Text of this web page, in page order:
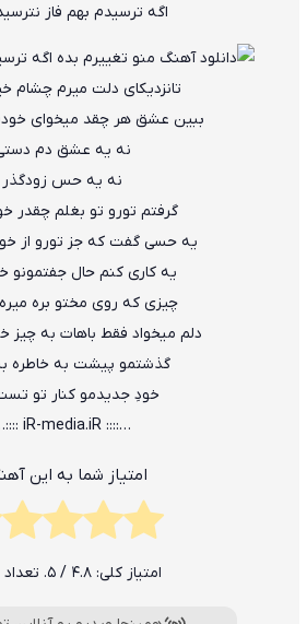
اگه ترسیدم بهم فاز
تانزدیکای دلت میرم چشام
ببین عشق هر چقد میخوای
نه یه عشق دم
نه یه حس زودگذر
گرفتم تورو تو بغلم
یه حسی گفت که جز تورو از
یه کاری کنم حال جفتمونو
چیزی که روی مختو بره
دلم میخواد فقط باهات به چیز
گذشتمو پیشت به خاطره
خودِ جدیدمو کنار تو
…:::: iR-media.iR ::::…
امتیاز شما به این
امتیاز کلی: 4.8 / 5. تعداد رای: